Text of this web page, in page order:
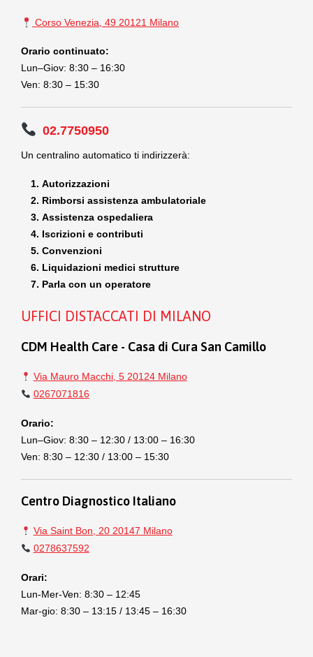
Corso Venezia, 49 20121 Milano
Orario continuato:
Lun–Giov: 8:30 – 16:30
Ven: 8:30 – 15:30
02.7750950
Un centralino automatico ti indirizzerà:
Autorizzazioni
Rimborsi assistenza ambulatoriale
Assistenza ospedaliera
Iscrizioni e contributi
Convenzioni
Liquidazioni medici strutture
Parla con un operatore
UFFICI DISTACCATI DI MILANO
CDM Health Care - Casa di Cura San Camillo
Via Mauro Macchi, 5 20124 Milano
0267071816
Orario:
Lun–Giov: 8:30 – 12:30 / 13:00 – 16:30
Ven: 8:30 – 12:30 / 13:00 – 15:30
Centro Diagnostico Italiano
Via Saint Bon, 20 20147 Milano
0278637592
Orari:
Lun-Mer-Ven: 8:30 – 12:45
Mar-gio: 8:30 – 13:15 / 13:45 – 16:30